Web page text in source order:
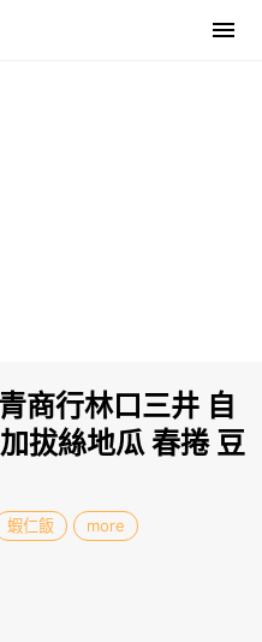
商行林口三井 自
拔絲地瓜 春捲 豆
蝦仁飯 more